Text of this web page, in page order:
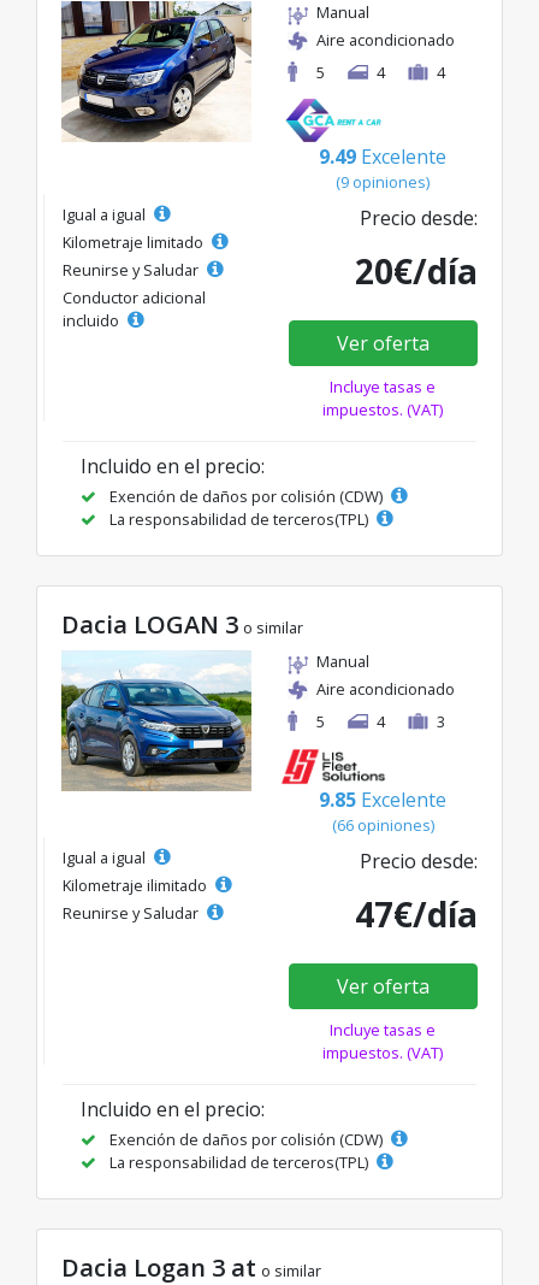
Manual
Aire acondicionado
5
4 4
9.49 Excelente
(9 opiniones)
Igual a igual
Kilometraje limitado
Reunirse y Saludar
Conductor adicional
incluido
Precio desde:
20€/día
Ver oferta
Incluye tasas e
impuestos. (VAT)
Incluido en el precio:
Exención de daños por colisión (CDW)
La responsabilidad de terceros(TPL)
Dacia LOGAN 3 o similar
Manual
Aire acondicionado
5
4 3
9.85 Excelente
(66 opiniones)
Igual a igual
Kilometraje ilimitado
Reunirse y Saludar
Precio desde:
47€/día
Ver oferta
Incluye tasas e
impuestos. (VAT)
Incluido en el precio:
Exención de daños por colisión (CDW)
La responsabilidad de terceros(TPL)
Dacia Logan 3 at o similar